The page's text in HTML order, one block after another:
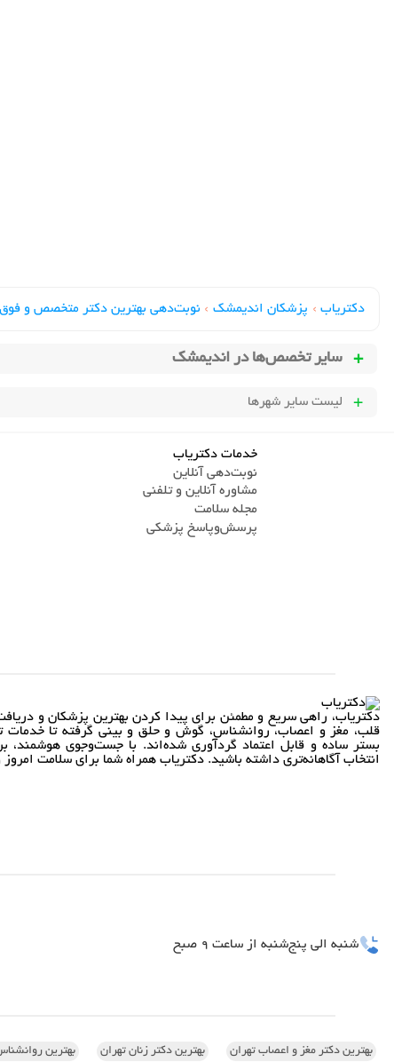
دکتریاب › پزشکان اندیمشک › نوبت‌دهی بهترین دکتر متخصص و
سایر تخصص‌ها در اندیمشک
لیست سایر شهرها
خدمات دکتریاب
نوبت‌دهی آنلاین
مشاوره آنلاین و تلفنی
مجله سلامت
پرسش‌و‌پاسخ پزشکی
دکتریاب، راهی سریع و مطمئن برای پیدا کردن بهترین پزشکان و
قلب، مغز و اعصاب، روانشناس، گوش و حلق و بینی گرفته تا خدمات
بستر ساده و قابل اعتماد گردآوری شده‌اند. با جست‌وجوی هوشمند،
انتخاب آگاهانه‌تری داشته باشید. دکتریاب همراه شما برای سلامت امروز
شنبه الی پنج‌شنبه از ساعت 9 صبح
بهترین دکتر مغز و اعصاب تهران بهترین دکتر زنان تهران بهترین